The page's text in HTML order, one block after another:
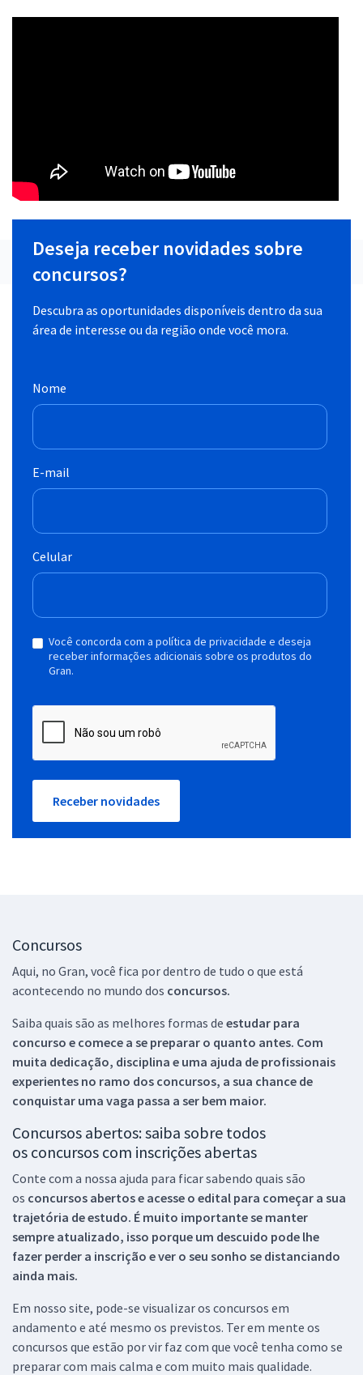
Deseja receber novidades sobre
concursos?
Descubra as oportunidades disponíveis dentro da sua
área de interesse ou da região onde você mora.
Nome
E-mail
Celular
Você concorda com a política de privacidade e deseja
receber informações adicionais sobre os produtos do
Gran.
Receber novidades
Concursos
Aqui, no Gran, você fica por dentro de tudo o que está
acontecendo no mundo dos concursos.
Saiba quais são as melhores formas de estudar para
concurso e comece a se preparar o quanto antes. Com
muita dedicação, disciplina e uma ajuda de profissionais
experientes no ramo dos concursos, a sua chance de
conquistar uma vaga passa a ser bem maior.
Concursos abertos: saiba sobre todos
os concursos com inscrições abertas
Conte com a nossa ajuda para ficar sabendo quais são
os concursos abertos e acesse o edital para começar a sua
trajetória de estudo. É muito importante se manter
sempre atualizado, isso porque um descuido pode lhe
fazer perder a inscrição e ver o seu sonho se distanciando
ainda mais.
Em nosso site, pode-se visualizar os concursos em
andamento e até mesmo os previstos. Ter em mente os
concursos que estão por vir faz com que você tenha como se
preparar com mais calma e com muito mais qualidade.